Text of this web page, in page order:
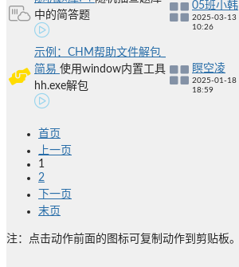
中的简答题
05班小韩
2025-03-13
10:26
示例：CHM帮助文件解包_
简易 使用window内置工具
hh.exe解包
瞑空凌
2025-01-18
18:59
首页
上一页
1
2
下一页
末页
注：点击动作前面的图标可复制动作到剪贴板。